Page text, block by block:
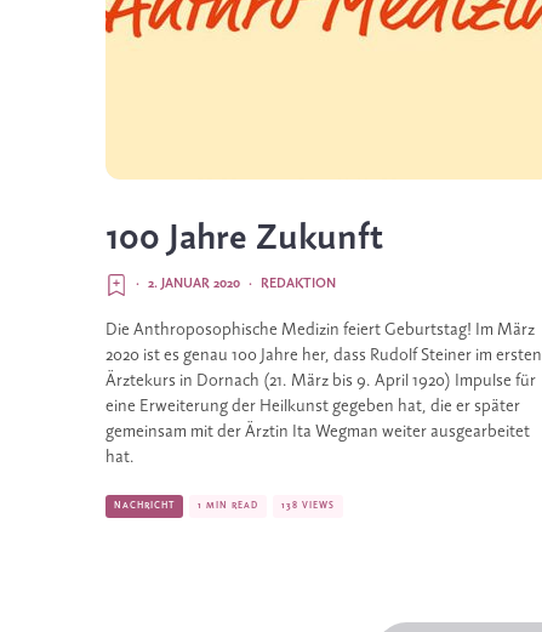
100 Jahre Zukunft
REDAKTION
·
2. JANUAR 2020
·
Die Anthroposophische Medizin feiert Geburtstag! Im März
2020 ist es genau 100 Jahre her, dass Rudolf Steiner im ersten
Ärztekurs in Dornach (21. März bis 9. April 1920) Impulse für
eine Erweiterung der Heilkunst gegeben hat, die er später
gemeinsam mit der Ärztin Ita Wegman weiter ausgearbeitet
hat.
NACHRICHT 1 MIN READ 138 VIEWS